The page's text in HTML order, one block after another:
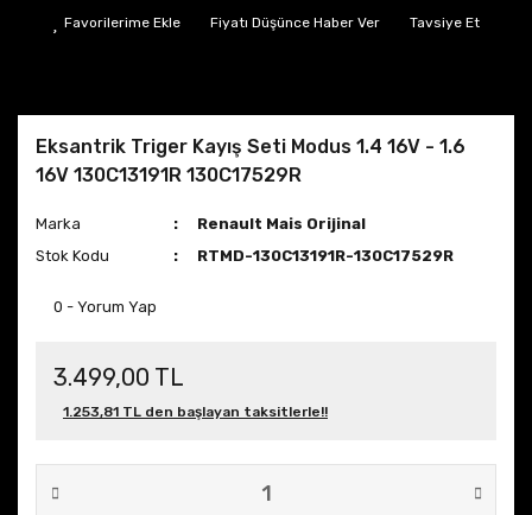
Fiyatı Düşünce Haber Ver Tavsiye Et
Eksantrik Triger Kayış Seti Modus 1.4 16V - 1.6
16V 130C13191R 130C17529R
Marka
Renault Mais Orijinal
Stok Kodu
RTMD-130C13191R-130C17529R
0 - Yorum Yap
3.499,00 TL
1.253,81 TL den başlayan taksitlerle!!